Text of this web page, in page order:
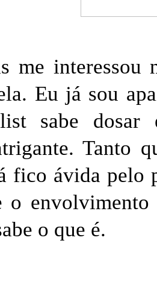
me interessou
Eu já sou
sabe dosar
Tanto
fico ávida pelo
o envolvimento
o que é.